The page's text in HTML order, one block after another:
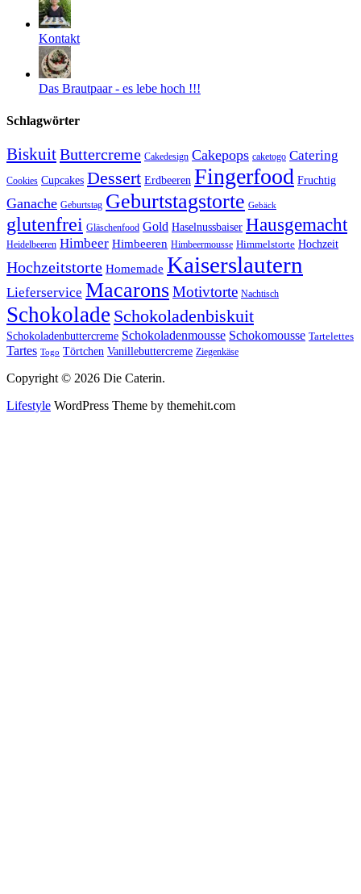
Kontakt
Das Brautpaar - es lebe hoch !!!
Schlagwörter
BiskuitButtercreme Cakedesign Cakepops caketogo Catering
Cookies Cupcakes Dessert Erdbeeren Fingerfood Fruchtig
Ganache Geburtstag Geburtstagstorte Gebäck
glutenfrei Gläschenfood Gold Haselnussbaiser Hausgemacht
Heidelbeeren Himbeer Himbeeren Himbeermousse Himmelstorte Hochzeit
Hochzeitstorte Homemade Kaiserslautern
Lieferservice MacaronsMotivtorte Nachtisch
Schokolade Schokoladenbiskuit
Schokoladenbuttercreme Schokoladenmousse Schokomousse Tartelettes
Tartes Togo Törtchen Vanillebuttercreme Ziegenkäse
Copyright © 2026 Die Caterin.
Lifestyle WordPress Theme by themehit.com